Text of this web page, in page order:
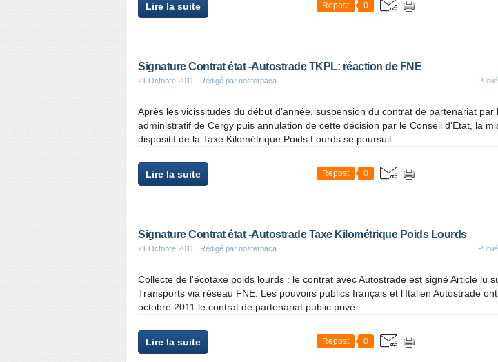
Lire la suite Repost 0
Signature Contrat état -Autostrade TKPL: réaction de FNE
21 Octobre 2011 , Rédigé par nosterpaca
Après les vicissitudes du début d’année, suspension du contrat de partenariat par
administratif de Cergy puis annulation de cette décision par le Conseil d’Etat, la
dispositif de la Taxe Kilométrique Poids Lourds se poursuit....
Lire la suite Repost 0
Signature Contrat état -Autostrade Taxe Kilométrique Poids Lourds
21 Octobre 2011 , Rédigé par nosterpaca
Collecte de l'écotaxe poids lourds : le contrat avec Autostrade est signé Article lu
Transports via réseau FNE. Les pouvoirs publics français et l'Italien Autostrade
octobre 2011 le contrat de partenariat public privé...
Lire la suite Repost 0